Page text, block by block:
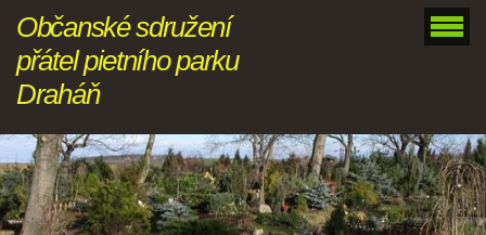
Občanské sdružení
přátel pietního parku
Draháň